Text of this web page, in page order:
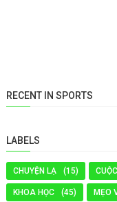
RECENT IN SPORTS
LABELS
CHUYỆN LẠ (15)
KHOA HỌC (45) MẸO